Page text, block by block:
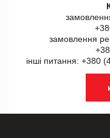
замовлення
інші питання: +380